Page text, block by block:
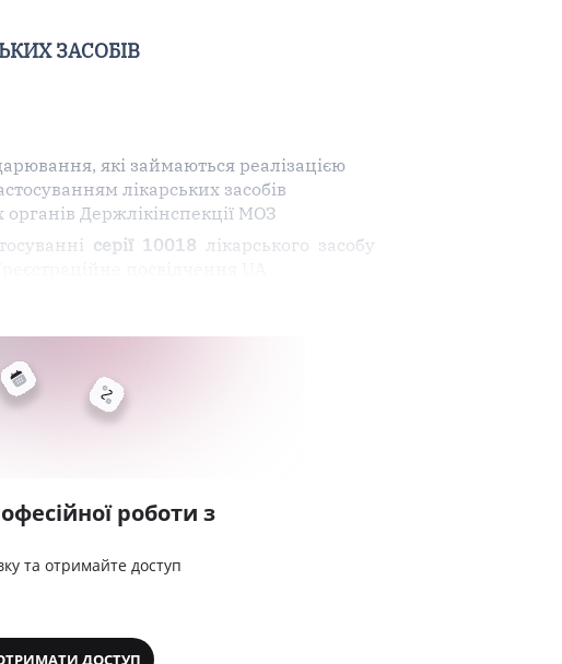
ЗАСОБІВ
які займаються реалізацією
лікарських засобів
Держлікінспекції МОЗ
серії 10018 лікарського засобу
роботи з
та отримайте доступ
ДОСТУП